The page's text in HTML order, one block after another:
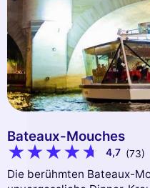
Bateaux-Mouches
4,7 (73)
Die berühmten Bateaux-